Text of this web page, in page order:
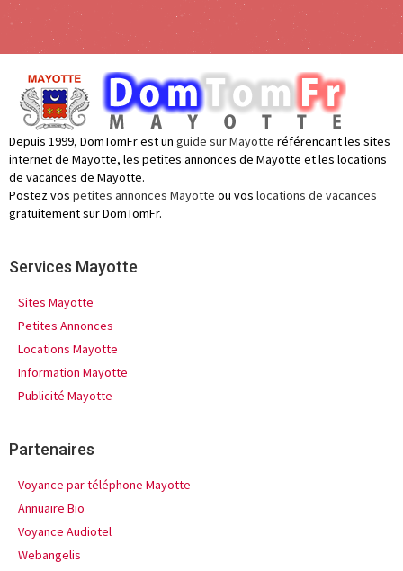
Depuis 1999, DomTomFr est un guide sur Mayotte référencant les sites
internet de Mayotte, les petites annonces de Mayotte et les locations
de vacances de Mayotte.
Postez vos petites annonces Mayotte ou vos locations de vacances
gratuitement sur DomTomFr.
Services Mayotte
Sites Mayotte
Petites Annonces
Locations Mayotte
Information Mayotte
Publicité Mayotte
Partenaires
Voyance par téléphone Mayotte
Annuaire Bio
Voyance Audiotel
Webangelis